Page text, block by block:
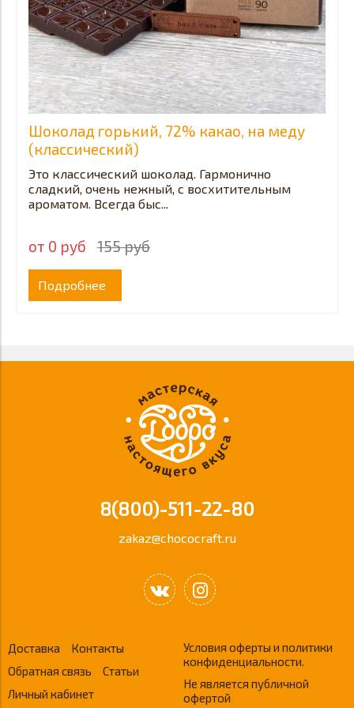
Шоколад горький, 72% какао, на меду
(классический)
Это классический шоколад. Гармонично
сладкий, очень нежный, с восхитительным
ароматом. Всегда быс...
от 0 руб 155 руб
Подробнее
8(800)-511-22-80
zakaz@chococraft.ru
Доставка
Контакты
Обратная связь
Статьи
Личный кабинет
Условия оферты и политики
конфиденциальности.
Не является публичной
офертой